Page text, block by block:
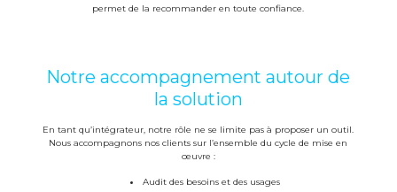
permet de la recommander en toute confiance.
Notre accompagnement autour de
la solution
En tant qu’intégrateur, notre rôle ne se limite pas à proposer un outil.
Nous accompagnons nos clients sur l’ensemble du cycle de mise en
œuvre :
Audit des besoins et des usages